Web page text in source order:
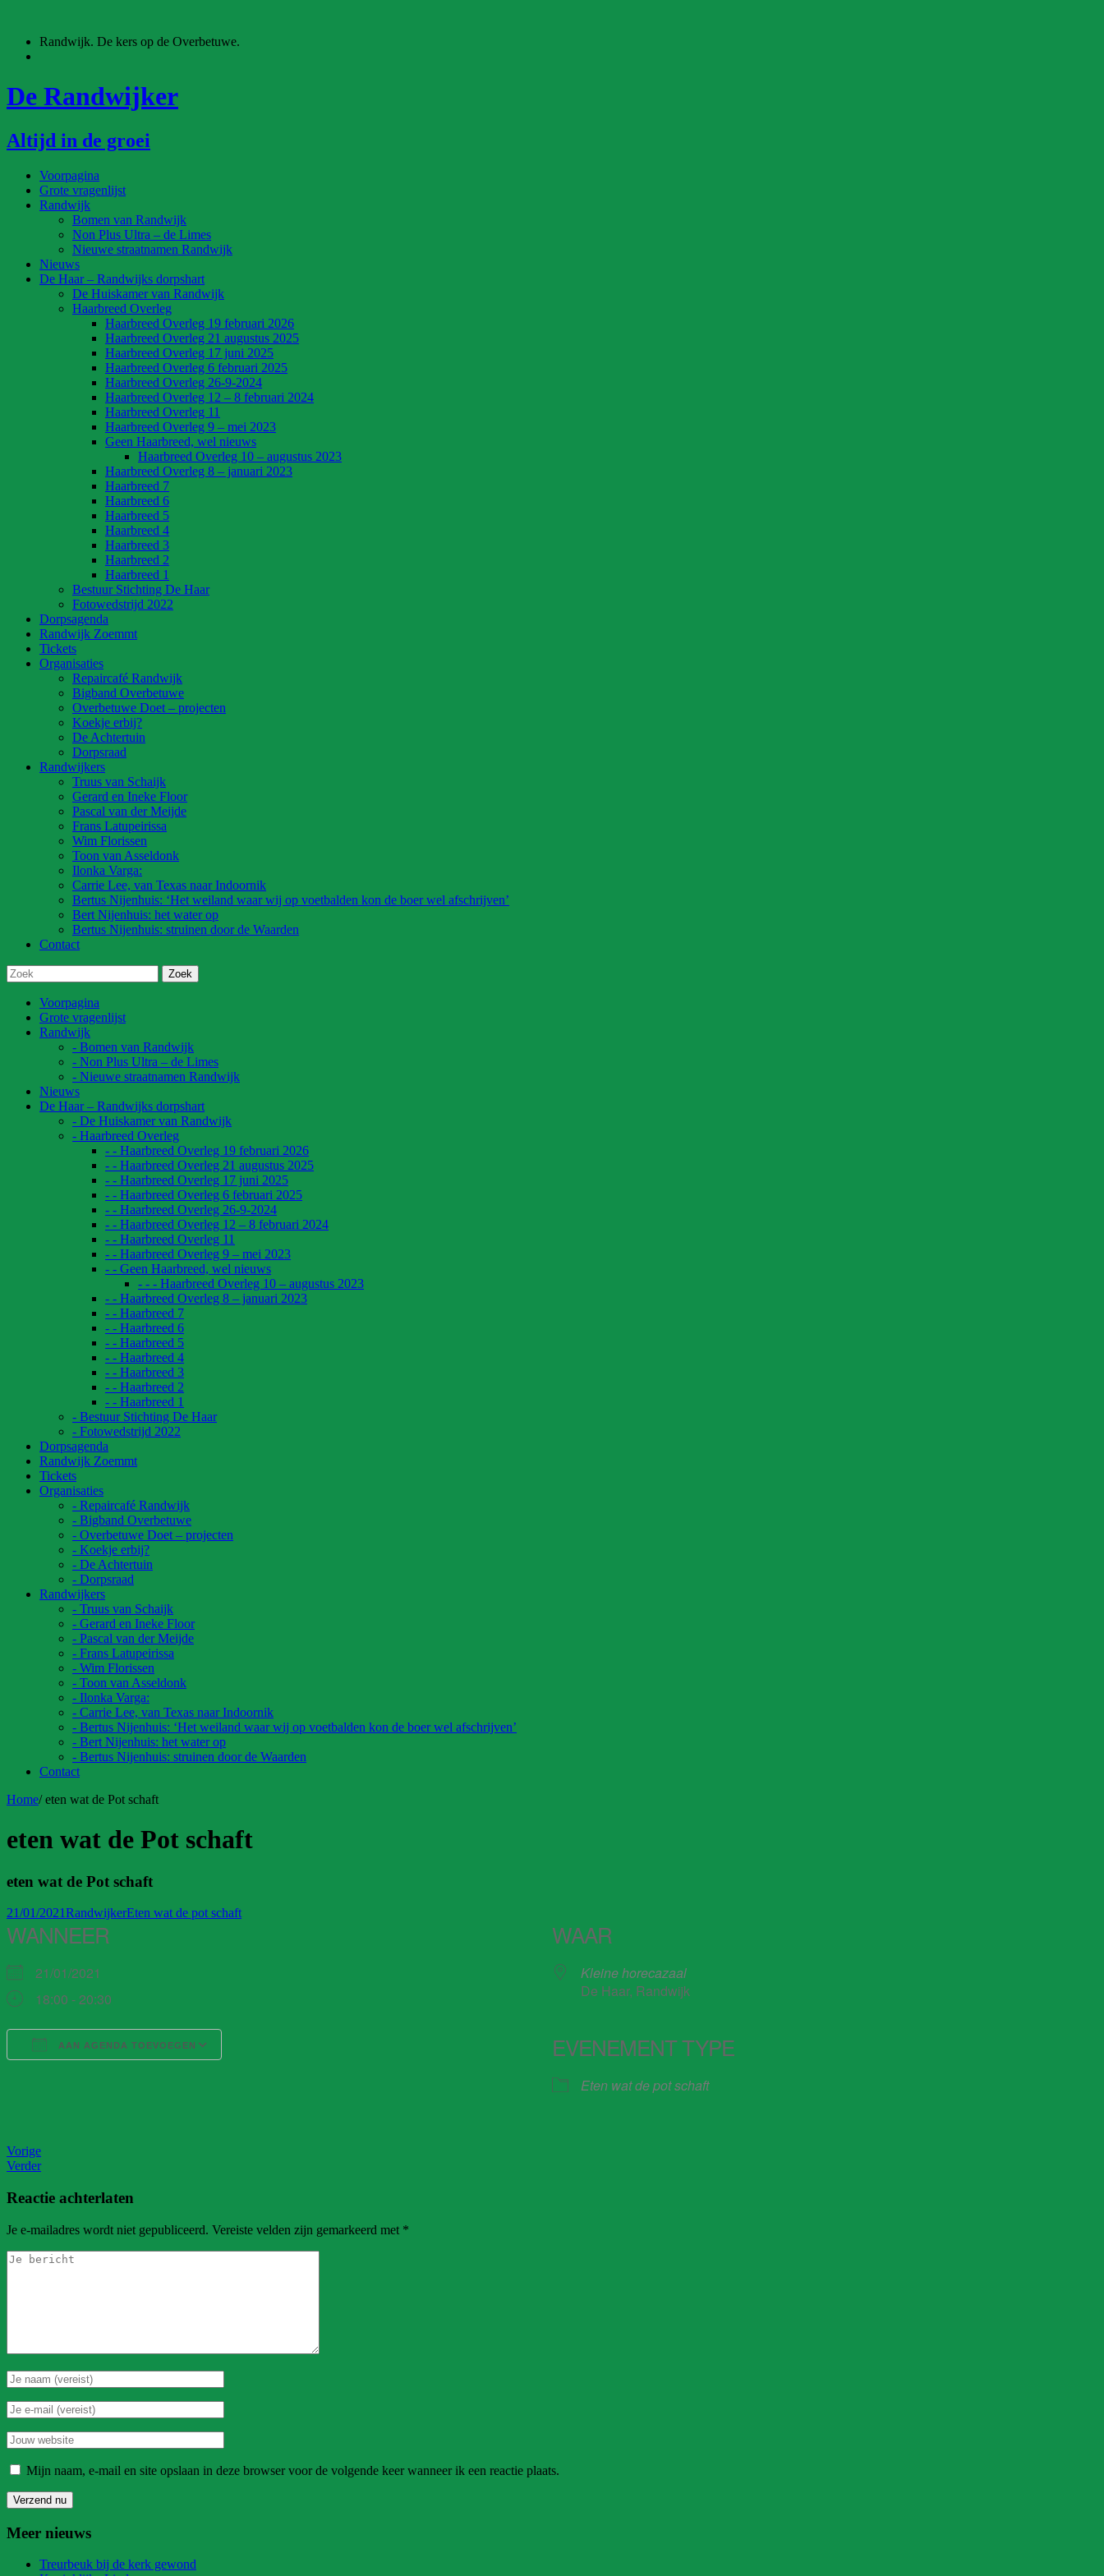
inhoud
Randwijk. De kers op de Overbetuwe.
De Randwijker
Altijd in de groei
Voorpagina
Grote vragenlijst
Randwijk
Bomen van Randwijk
Non Plus Ultra – de Limes
Nieuwe straatnamen Randwijk
Nieuws
De Haar – Randwijks dorpshart
De Huiskamer van Randwijk
Haarbreed Overleg
Haarbreed Overleg 19 februari 2026
Haarbreed Overleg 21 augustus 2025
Haarbreed Overleg 17 juni 2025
Haarbreed Overleg 6 februari 2025
Haarbreed Overleg 26-9-2024
Haarbreed Overleg 12 – 8 februari 2024
Haarbreed Overleg 11
Haarbreed Overleg 9 – mei 2023
Geen Haarbreed, wel nieuws
Haarbreed Overleg 10 – augustus 2023
Haarbreed Overleg 8 – januari 2023
Haarbreed 7
Haarbreed 6
Haarbreed 5
Haarbreed 4
Haarbreed 3
Haarbreed 2
Haarbreed 1
Bestuur Stichting De Haar
Fotowedstrijd 2022
Dorpsagenda
Randwijk Zoemmt
Tickets
Organisaties
Repaircafé Randwijk
Bigband Overbetuwe
Overbetuwe Doet – projecten
Koekje erbij?
De Achtertuin
Dorpsraad
Randwijkers
Truus van Schaijk
Gerard en Ineke Floor
Pascal van der Meijde
Frans Latupeirissa
Wim Florissen
Toon van Asseldonk
Ilonka Varga:
Carrie Lee, van Texas naar Indoornik
Bertus Nijenhuis: ‘Het weiland waar wij op voetbalden kon de boer wel afschrijven’
Bert Nijenhuis: het water op
Bertus Nijenhuis: struinen door de Waarden
Contact
Voorpagina
Grote vragenlijst
Randwijk
- Bomen van Randwijk
- Non Plus Ultra – de Limes
- Nieuwe straatnamen Randwijk
Nieuws
De Haar – Randwijks dorpshart
- De Huiskamer van Randwijk
- Haarbreed Overleg
- - Haarbreed Overleg 19 februari 2026
- - Haarbreed Overleg 21 augustus 2025
- - Haarbreed Overleg 17 juni 2025
- - Haarbreed Overleg 6 februari 2025
- - Haarbreed Overleg 26-9-2024
- - Haarbreed Overleg 12 – 8 februari 2024
- - Haarbreed Overleg 11
- - Haarbreed Overleg 9 – mei 2023
- - Geen Haarbreed, wel nieuws
- - - Haarbreed Overleg 10 – augustus 2023
- - Haarbreed Overleg 8 – januari 2023
- - Haarbreed 7
- - Haarbreed 6
- - Haarbreed 5
- - Haarbreed 4
- - Haarbreed 3
- - Haarbreed 2
- - Haarbreed 1
- Bestuur Stichting De Haar
- Fotowedstrijd 2022
Dorpsagenda
Randwijk Zoemmt
Tickets
Organisaties
- Repaircafé Randwijk
- Bigband Overbetuwe
- Overbetuwe Doet – projecten
- Koekje erbij?
- De Achtertuin
- Dorpsraad
Randwijkers
- Truus van Schaijk
- Gerard en Ineke Floor
- Pascal van der Meijde
- Frans Latupeirissa
- Wim Florissen
- Toon van Asseldonk
- Ilonka Varga:
- Carrie Lee, van Texas naar Indoornik
- Bertus Nijenhuis: ‘Het weiland waar wij op voetbalden kon de boer wel afschrijven’
- Bert Nijenhuis: het water op
- Bertus Nijenhuis: struinen door de Waarden
Contact
Home/eten wat de Pot schaft
eten wat de Pot schaft
eten wat de Pot schaft
21/01/2021RandwijkerEten wat de pot schaft
WANNEER
21/01/2021
18:00 - 20:30
AAN AGENDA TOEVOEGEN
WAAR
Kleine horecazaal
De Haar, Randwijk
EVENEMENT TYPE
Eten wat de pot schaft
Vorige
Verder
Reactie achterlaten
Je e-mailadres wordt niet gepubliceerd. Vereiste velden zijn gemarkeerd met *
Mijn naam, e-mail en site opslaan in deze browser voor de volgende keer wanneer ik een reactie plaats.
Meer nieuws
Treurbeuk bij de kerk gewond